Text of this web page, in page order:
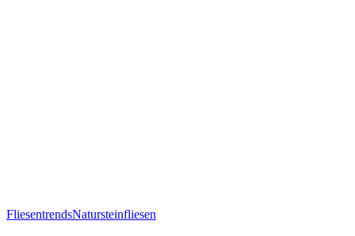
FliesentrendsNatursteinfliesen